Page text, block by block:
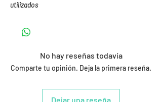
utilizados
No hay reseñas todavía
Comparte tu opinión. Deja la primera reseña.
Dejar una reseña